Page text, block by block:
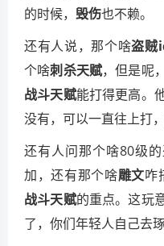
的时候， 毁伤也不赖。
还有人说，那个啥盗贼
个啥刺杀天赋，但是呢
战斗天赋能打得更高。
没有，可以一直往上打
还有人问那个啥80级的
加，还有那个啥雕文咋
战斗天赋的重点。这玩
了，你们年轻人自己去琢